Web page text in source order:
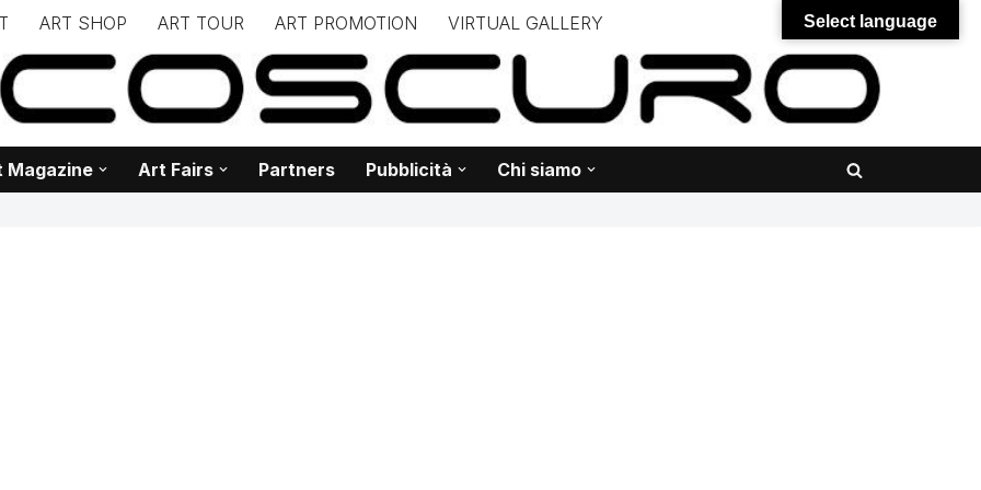
ART SHOP ART TOUR ART PROMOTION VIRTUAL GALLERY
– – – – – – – – – – www.biancoscuro.it – – – – – – – – – – – – – – –
– Editoria – Spazi Espositivi – Concorsi Internazionali – – – – – – – – – – – – – – –
Magazine Art Fairs Partners Pubblicità Chi siamo
Select language